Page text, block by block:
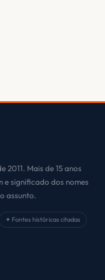
2011. Mais de 15 anos
significado dos nomes
assunto.
✦ Fontes históricas citadas